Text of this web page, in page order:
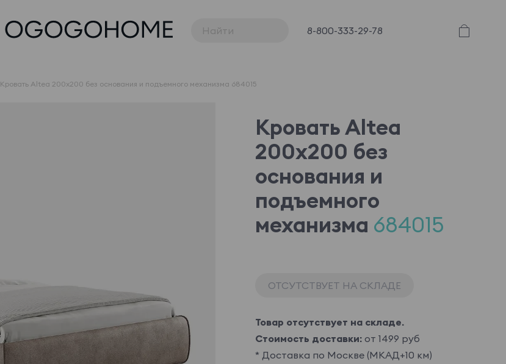
8-800-333-29-78
Кровать Altea 200x200 без основания и подъемного механизма 684015
Кровать Altea
200x200 без
основания и
подъемного
механизма 684015
ОТСУТСТВУЕТ НА СКЛАДЕ
Товар отсутствует на складе.
Стоимость доставки:от 1499 руб
* Доставка по Москве (МКАД+10 км)